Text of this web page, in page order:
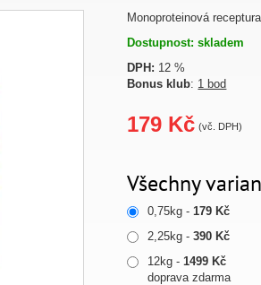
Monoproteinová
Dostupnost: skladem
DPH: 12 %
Bonus klub: 1 bod
179 Kč (vč. DPH)
Všechny
0,75kg -179 Kč
2,25kg -390 Kč
12kg -1499 Kč
doprava zdarma